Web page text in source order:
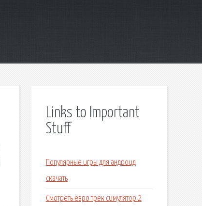
Links to Important
Stuff
Популярные игры для андроид
скачать
Смотреть евро трек симулятор 2